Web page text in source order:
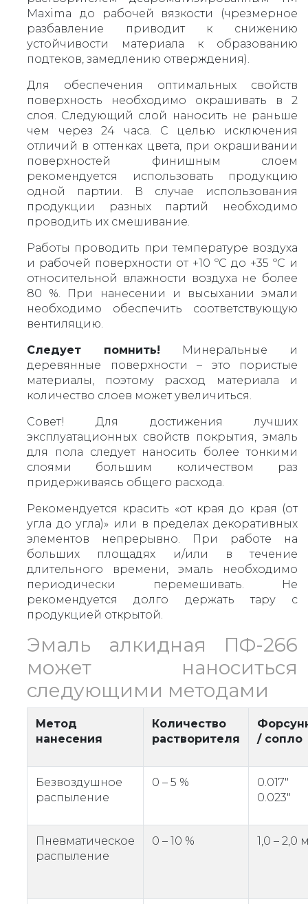
Maxima до рабочей вязкости (чрезмерное
разбавление приводит к снижению
устойчивости материала к образованию
подтеков, замедлению отверждения).
Для обеспечения оптимальных свойств
поверхность необходимо окрашивать в 2
слоя. Следующий слой наносить не раньше
чем через 24 часа. С целью исключения
отличий в оттенках цвета, при окрашивании
поверхностей финишным слоем
рекомендуется использовать продукцию
одной партии. В случае использования
продукции разных партий необходимо
проводить их смешивание.
Работы проводить при температуре воздуха
и рабочей поверхности от +10 ºС до +35 ºС и
относительной влажности воздуха не более
80 %. При нанесении и высыхании эмали
необходимо обеспечить соответствующую
вентиляцию.
Следует помнить! Минеральные и
деревянные поверхности – это пористые
материалы, поэтому расход материала и
количество слоев может увеличиться.
Совет! Для достижения лучших
эксплуатационных свойств покрытия, эмаль
для пола следует наносить более тонкими
слоями большим количеством раз
придерживаясь общего расхода.
Рекомендуется красить «от края до края (от
угла до угла)» или в пределах декоративных
элементов непрерывно. При работе на
больших площадях и/или в течение
длительного времени, эмаль необходимо
периодически перемешивать. Не
рекомендуется долго держать тару с
продукцией открытой.
Эмаль алкидная ПФ-266
может наноситься
следующими методами
Метод
нанесения
Количество
растворителя
/ сопло
Безвоздушное
распыление
0 – 5 %
0.023"
Пневматическое
распыление
0 – 10 % 1,0 – 2,0